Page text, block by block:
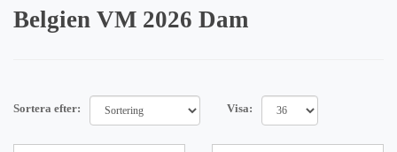
Belgien VM 2026 Dam
Sortera efter: Visa: